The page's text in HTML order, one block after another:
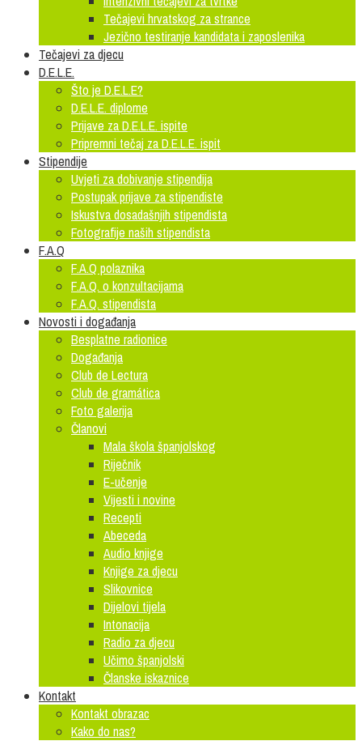
Tečajevi hrvatskog za strance
Jezično testiranje kandidata i zaposlenika
Tečajevi za djecu
D.E.L.E.
Što je D.E.L.E?
D.E.L.E. diplome
Prijave za D.E.L.E. ispite
Pripremni tečaj za D.E.L.E. ispit
Stipendije
Uvjeti za dobivanje stipendija
Postupak prijave za stipendiste
Iskustva dosadašnjih stipendista
Fotografije naših stipendista
F.A.Q
F.A.Q polaznika
F.A.Q. o konzultacijama
F.A.Q. stipendista
Novosti i događanja
Besplatne radionice
Događanja
Club de Lectura
Club de gramática
Foto galerija
Članovi
Mala škola španjolskog
Riječnik
E-učenje
Vijesti i novine
Recepti
Abeceda
Audio knjige
Knjige za djecu
Slikovnice
Dijelovi tijela
Intonacija
Radio za djecu
Učimo španjolski
Članske iskaznice
Kontakt
Kontakt obrazac
Kako do nas?